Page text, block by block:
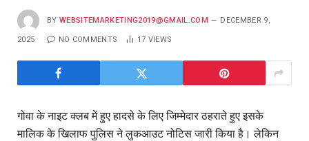
BY WEBSITEMARKETING2019@GMAIL.COM DECEMBER 9,
2025 NO COMMENTS 17 VIEWS
गोवा के नाइट क्लब में हुए हादसे के लिए जिम्मेदार ठहराते हुए इसके
मालिक के खिलाफ पुलिस ने लुकआउट नोटिस जारी किया है। लेकिन